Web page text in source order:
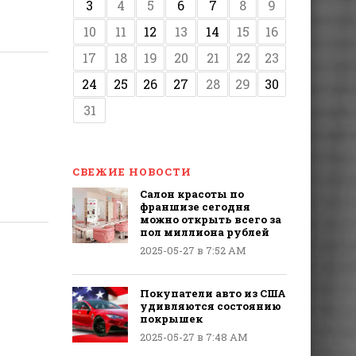
3
4 5 6 7 8
9
10
11 12 13 14 15
16
17
18 19 20 21 22
23
24
25 26 27 28 29
30
31
СВЕЖИЕ НОВОСТИ
Салон красоты по
франшизе сегодня
можно открыть всего за
пол миллиона рублей
2025-05-27 в 7:52 AM
Покупатели авто из США
удивляются состоянию
покрышек
2025-05-27 в 7:48 AM